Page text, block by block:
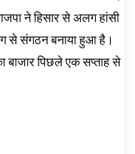
ने हिसार से अलग हांसी
से संगठन बनाया हुआ है।
बाजार पिछले एक सप्ताह से